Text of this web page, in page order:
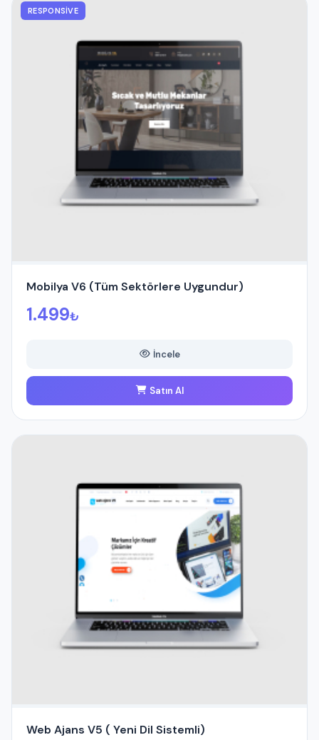
RESPONSIVE
Mobilya V6 (Tüm Sektörlere Uygundur)
1.499₺
İncele
Satın Al
Web Ajans V5 ( Yeni Dil Sistemli)